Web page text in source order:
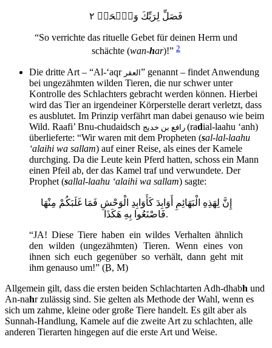
فَصَلِّ لِرَبِّكَ وَٱنۡحَرۡ ٢
“So verrichte das rituelle Gebet für deinen Herrn und
schächte (wan-har)!” 2
Die dritte Art – “Al-‘aqr العقر” genannt – findet Anwendung
bei ungezähmten wilden Tieren, die nur schwer unter
Kontrolle des Schlachters gebracht werden können. Hierbei
wird das Tier an irgendeiner Körperstelle derart verletzt, dass
es ausblutet. Im Prinzip verfährt man dabei genauso wie beim
Wild. Raafi’ Bnu-chudaidsch
(radial-laahu ‘anh)
überlieferte: “Wir waren mit dem Propheten (sal-lal-laahu
‘alaihi wa sallam) auf einer Reise, als eines der Kamele
durchging. Da die Leute kein Pferd hatten, schoss ein Mann
einen Pfeil ab, der das Kamel traf und verwundete. Der
Prophet (sallal-laahu ‘alaihi wa sallam) sagte:
‏إِنَّ لِهَذِهِ الْبَهَائِمِ‏ أَوَابِدَ ‏كَأَوَابِدِ الْوَحْشِ فَمَا غَلَبَكُمْ مِنْهَا
فَاصْنَعُوا بِهِ هَكَذَا.
“JA! Diese Tiere haben ein wildes Verhalten ähnlich
den wilden (ungezähmten) Tieren. Wenn eines von
ihnen sich euch gegenüber so verhält, dann geht mit
ihm genauso um!” (B, M)
Allgemein gilt, dass die ersten beiden Schlachtarten Adh-dhabh und
An-nahr zulässig sind. Sie gelten als Methode der Wahl, wenn es
sich um zahme, kleine oder große Tiere handelt. Es gilt aber als
Sunnah-Handlung, Kamele auf die zweite Art zu schlachten, alle
anderen Tierarten hingegen auf die erste Art und Weise.